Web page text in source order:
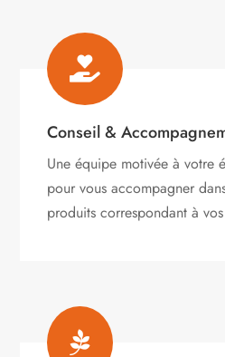

Conseil &
Une équipe motivée à votre
pour vous accompagner
produits correspondant à
